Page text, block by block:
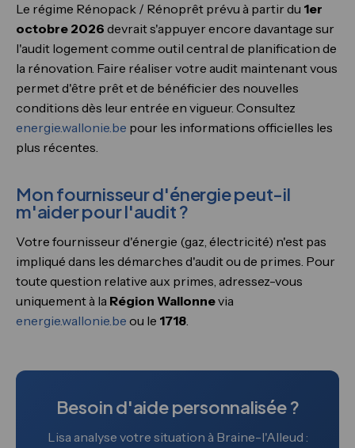
Le régime Rénopack / Rénoprêt prévu à partir du 1er
octobre 2026 devrait s'appuyer encore davantage sur
l'audit logement comme outil central de planification de
la rénovation. Faire réaliser votre audit maintenant vous
permet d'être prêt et de bénéficier des nouvelles
conditions dès leur entrée en vigueur. Consultez
energie.wallonie.be pour les informations officielles les
plus récentes.
Mon fournisseur d'énergie peut-il
m'aider pour l'audit ?
Votre fournisseur d'énergie (gaz, électricité) n'est pas
impliqué dans les démarches d'audit ou de primes. Pour
toute question relative aux primes, adressez-vous
uniquement à la Région Wallonnevia
energie.wallonie.be ou le 1718.
Besoin d'aide personnalisée ?
Lisa analyse votre situation à Braine-l'Alleud :